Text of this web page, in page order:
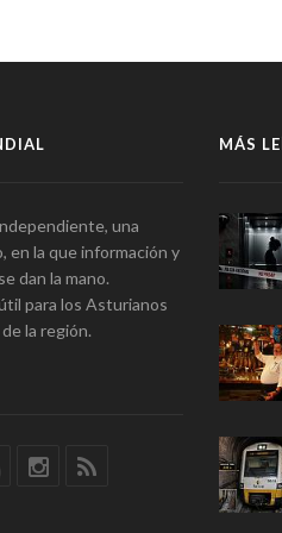
una
en la que información y
dan la mano.
para los Asturianos
la región.
MÁS